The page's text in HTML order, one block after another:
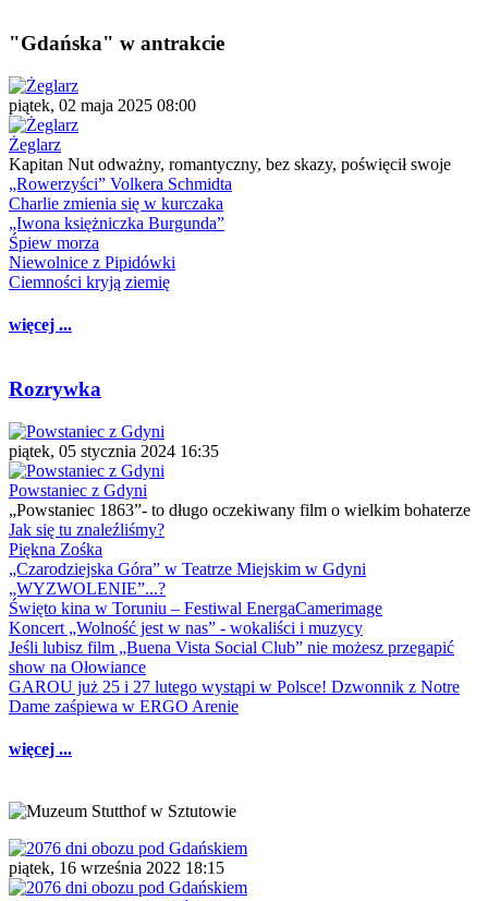
"Gdańska" w antrakcie
piątek, 02 maja 2025 08:00
Żeglarz
Kapitan Nut odważny, romantyczny, bez skazy, poświęcił swoje
„Rowerzyści” Volkera Schmidta
Charlie zmienia się w kurczaka
„Iwona księżniczka Burgunda”
Śpiew morza
Niewolnice z Pipidówki
Ciemności kryją ziemię
więcej ...
Rozrywka
piątek, 05 stycznia 2024 16:35
Powstaniec z Gdyni
„Powstaniec 1863”- to długo oczekiwany film o wielkim bohaterze
Jak się tu znaleźliśmy?
Piękna Zośka
„Czarodziejska Góra” w Teatrze Miejskim w Gdyni
„WYZWOLENIE”...?
Święto kina w Toruniu – Festiwal EnergaCamerimage
Koncert „Wolność jest w nas” - wokaliści i muzycy
Jeśli lubisz film „Buena Vista Social Club” nie możesz przegapić
show na Ołowiance
GAROU już 25 i 27 lutego wystąpi w Polsce! Dzwonnik z Notre
Dame zaśpiewa w ERGO Arenie
więcej ...
piątek, 16 września 2022 18:15